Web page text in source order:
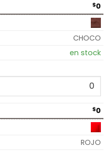
$0
CHOCO
en stock
$0
ROJO